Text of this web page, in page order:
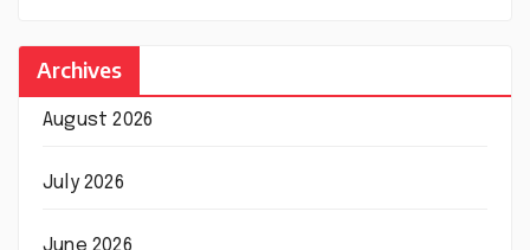
Archives
August 2026
July 2026